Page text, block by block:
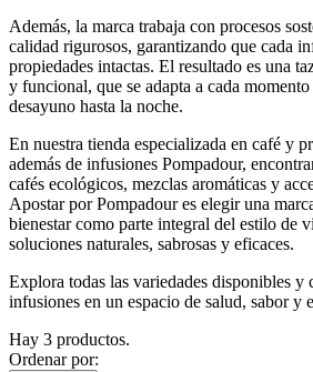
Además, la marca trabaja con procesos
calidad rigurosos, garantizando que cada
propiedades intactas. El resultado es una
y funcional, que se adapta a cada
desayuno hasta la noche.
En nuestra tienda especializada en café y
además de infusiones Pompadour,
cafés ecológicos, mezclas aromáticas y
Apostar por Pompadour es elegir una
bienestar como parte integral del estilo de
soluciones naturales, sabrosas y eficaces.
Explora todas las variedades disponibles y
infusiones en un espacio de salud, sabor y
Hay 3 productos.
Ordenar por: